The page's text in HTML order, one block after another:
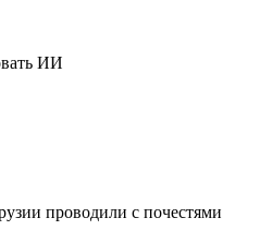
ИИ
проводили с почестями